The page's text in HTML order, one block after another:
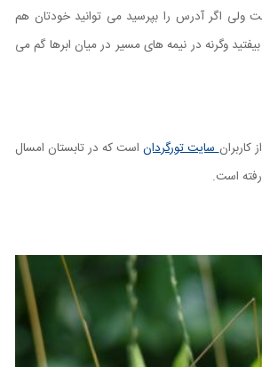
ولی اگر آدرس را بپرسید می توانید خودتان هم
وگرنه در نیمه های مسیر در میان ابرها گم می
کاربرانسایت تورگرداناست که در تابستان امسال